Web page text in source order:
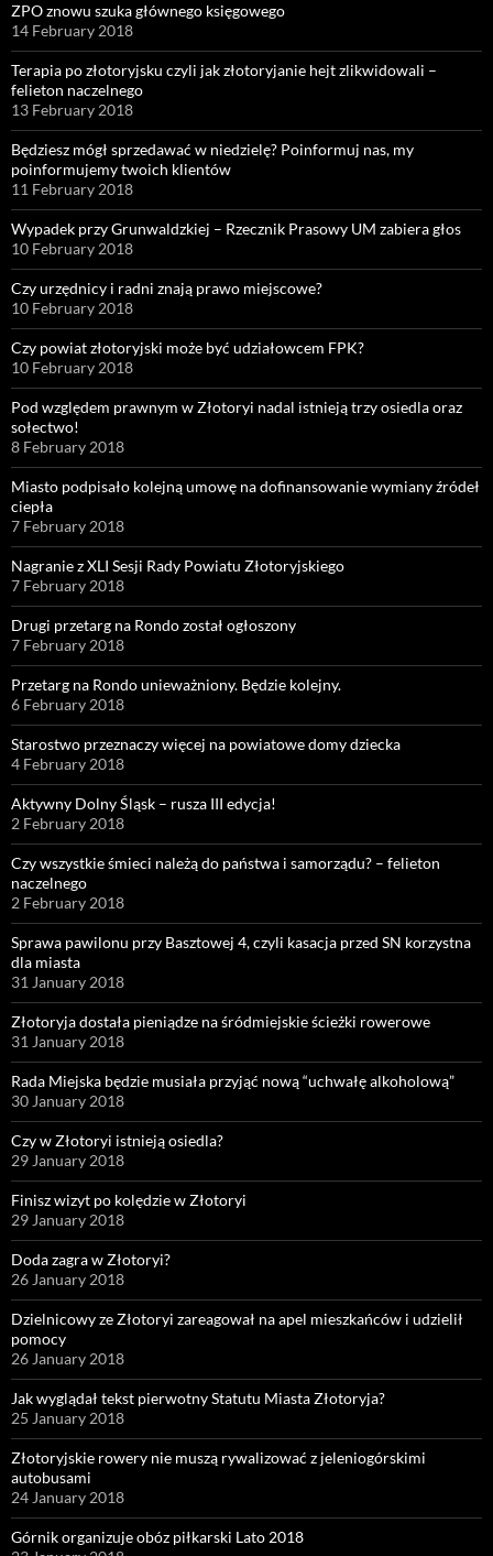
ZPO znowu szuka głównego księgowego
14 February 2018
Terapia po złotoryjsku czyli jak złotoryjanie hejt zlikwidowali –
felieton naczelnego
13 February 2018
Będziesz mógł sprzedawać w niedzielę? Poinformuj nas, my
poinformujemy twoich klientów
11 February 2018
Wypadek przy Grunwaldzkiej – Rzecznik Prasowy UM zabiera głos
10 February 2018
Czy urzędnicy i radni znają prawo miejscowe?
10 February 2018
Czy powiat złotoryjski może być udziałowcem FPK?
10 February 2018
Pod względem prawnym w Złotoryi nadal istnieją trzy osiedla oraz
sołectwo!
8 February 2018
Miasto podpisało kolejną umowę na dofinansowanie wymiany źródeł
ciepła
7 February 2018
Nagranie z XLI Sesji Rady Powiatu Złotoryjskiego
7 February 2018
Drugi przetarg na Rondo został ogłoszony
7 February 2018
Przetarg na Rondo unieważniony. Będzie kolejny.
6 February 2018
Starostwo przeznaczy więcej na powiatowe domy dziecka
4 February 2018
Aktywny Dolny Śląsk – rusza III edycja!
2 February 2018
Czy wszystkie śmieci należą do państwa i samorządu? – felieton
naczelnego
2 February 2018
Sprawa pawilonu przy Basztowej 4, czyli kasacja przed SN korzystna
dla miasta
31 January 2018
Złotoryja dostała pieniądze na śródmiejskie ścieżki rowerowe
31 January 2018
Rada Miejska będzie musiała przyjąć nową “uchwałę alkoholową”
30 January 2018
Czy w Złotoryi istnieją osiedla?
29 January 2018
Finisz wizyt po kolędzie w Złotoryi
29 January 2018
Doda zagra w Złotoryi?
26 January 2018
Dzielnicowy ze Złotoryi zareagował na apel mieszkańców i udzielił
pomocy
26 January 2018
Jak wyglądał tekst pierwotny Statutu Miasta Złotoryja?
25 January 2018
Złotoryjskie rowery nie muszą rywalizować z jeleniogórskimi
autobusami
24 January 2018
Górnik organizuje obóz piłkarski Lato 2018